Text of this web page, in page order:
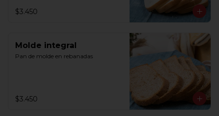
$3.450
Molde integral
Pan de molde en rebanadas
$3.450